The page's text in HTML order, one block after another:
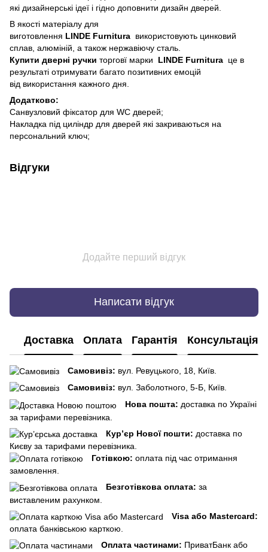
які дизайнерські ідеї і гідно доповнити дизайн дверей.
В якості матеріалу для
виготовлення LINDE Furnitura використовують цинковий
сплав, алюміній, а також нержавіючу сталь.
Купити дверні ручки торговї марки LINDE Furnitura це в
результаті отримувати багато позитивних емоцій
від використання кажного дня.
Додатково:
Санвузловий фіксатор для WC дверей;
Накладка під циліндр для дверей які закриваються на
персональний ключ;
Відгуки
Додайте перший відгук
Написати відгук
Доставка Оплата Гарантія Консультація
Самовивіз: вул. Ревуцького, 18, Київ.
Самовивіз: вул. Заболотного, 5-Б, Київ.
Нова пошта: доставка по Україні
за тарифами перевізника.
Кур’єр Нової пошти: доставка по
Києву за тарифами перевізника.
Готівкою: оплата під час отримання
замовлення.
Безготівкова оплата: за
виставленим рахунком.
Visa або Mastercard:
оплата банківською карткою.
Оплата частинами: ПриватБанк або